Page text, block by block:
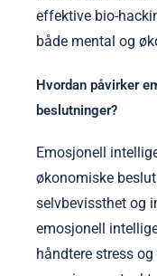
effektive bio-
både mental og
Hvordan påvirker
beslutninger?
Emosjonell
økonomiske
selvbevissthet og
emosjonell
håndtere stress